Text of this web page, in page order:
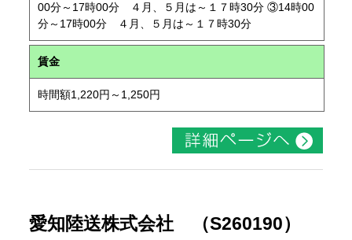
00分～17時00分 ４月、５月は～１７時30分 ③14時00
分～17時00分 ４月、５月は～１７時30分
賃金
時間額1,220円～1,250円
愛知陸送株式会社 （S260190）